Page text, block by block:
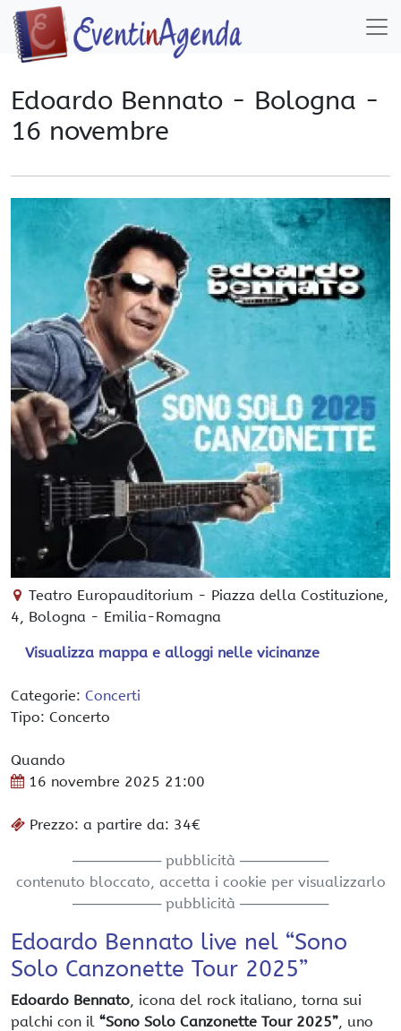
Edoardo Bennato - Bologna -
16 novembre
Teatro Europauditorium - Piazza della Costituzione,
4, Bologna - Emilia-Romagna
Visualizza mappa e alloggi nelle vicinanze
Categorie: Concerti
Tipo: Concerto
Quando
16 novembre 2025 21:00
Prezzo: a partire da: 34€
───────── pubblicità ─────────
contenuto bloccato, accetta i cookie per visualizzarlo
───────── pubblicità ─────────
Edoardo Bennato live nel “Sono
Solo Canzonette Tour 2025”
Edoardo Bennato, icona del rock italiano, torna sui
palchi con il “Sono Solo Canzonette Tour 2025”, uno